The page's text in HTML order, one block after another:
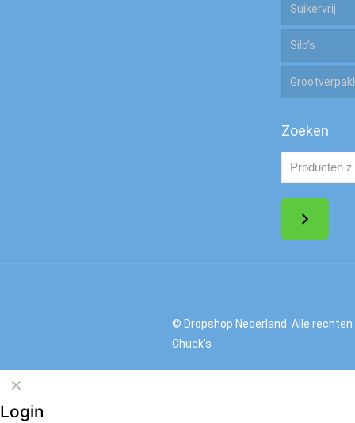
Zoet
Zuur
Zout
Suikervrij
Silo’s
Zoeken
© Dropshop Nederland. Alle
Chuck's
✕
Login